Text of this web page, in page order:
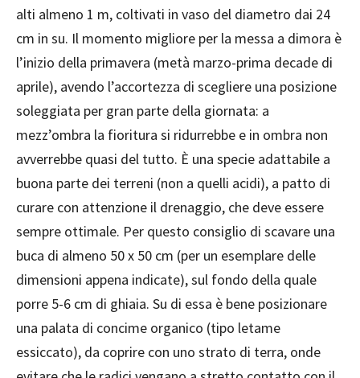
alti almeno 1 m, coltivati in vaso del diametro dai 24
cm in su. Il momento migliore per la messa a dimora è
l’inizio della primavera (metà marzo-prima decade di
aprile), avendo l’accortezza di scegliere una posizione
soleggiata per gran parte della giornata: a
mezz’ombra la fioritura si ridurrebbe e in ombra non
avverrebbe quasi del tutto. È una specie adattabile a
buona parte dei terreni (non a quelli acidi), a patto di
curare con attenzione il drenaggio, che deve essere
sempre ottimale. Per questo consiglio di scavare una
buca di almeno 50 x 50 cm (per un esemplare delle
dimensioni appena indicate), sul fondo della quale
porre 5-6 cm di ghiaia. Su di essa è bene posizionare
una palata di concime organico (tipo letame
essiccato), da coprire con uno strato di terra, onde